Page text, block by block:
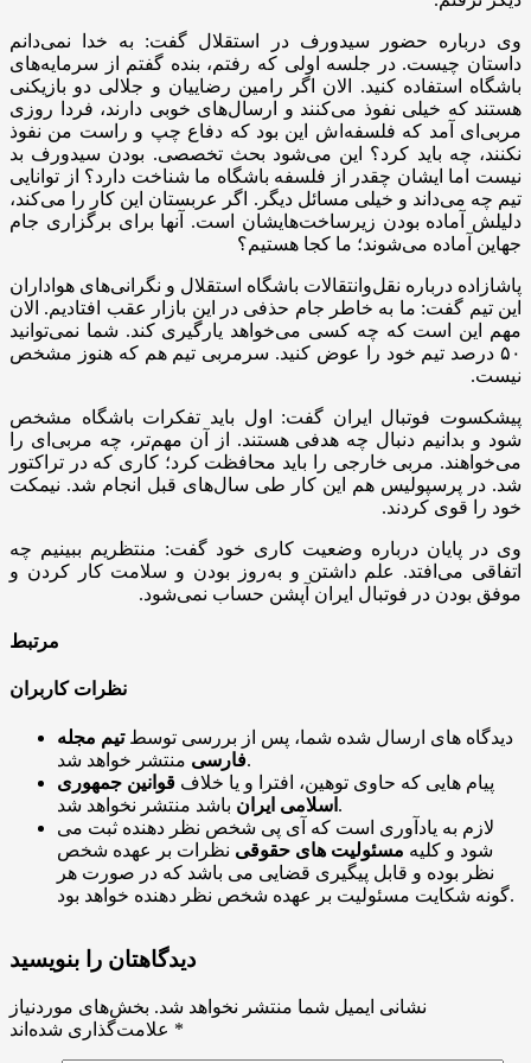
وی درباره حضور سیدورف در استقلال گفت: به خدا نمی‌دانم
داستان چیست. در جلسه اولی که رفتم، بنده گفتم از سرمایه‌های
باشگاه استفاده کنید. الان اگر رامین رضاییان و جلالی دو بازیکنی
هستند که خیلی نفوذ می‌کنند و ارسال‌های خوبی دارند، فردا روزی
مربی‌ای آمد که فلسفه‌اش این بود که دفاع چپ و راست من نفوذ
نکنند، چه باید کرد؟ این می‌شود بحث تخصصی. بودن سیدورف بد
نیست اما ایشان چقدر از فلسفه باشگاه ما شناخت دارد؟ از توانایی
تیم چه می‌داند و خیلی مسائل دیگر. اگر عربستان این کار را می‌کند،
دلیلش آماده بودن زیرساخت‌هایشان است. آنها برای برگزاری جام
جهاین آماده می‌شوند؛ ما کجا هستیم؟
پاشازاده درباره نقل‌وانتقالات باشگاه استقلال و نگرانی‌های هواداران
این تیم گفت: ما به خاطر جام حذفی در این بازار عقب افتادیم. الان
مهم این است که چه کسی می‌خواهد یارگیری کند. شما نمی‌توانید
۵۰ درصد تیم خود را عوض کنید. سرمربی تیم هم که هنوز مشخص
نیست.
پیشکسوت فوتبال ایران گفت: اول باید تفکرات باشگاه مشخص
شود و بدانیم دنبال چه هدفی هستند. از آن مهم‌تر، چه مربی‌ای را
می‌خواهند. مربی خارجی را باید محافظت کرد؛ کاری که در تراکتور
شد. در پرسپولیس هم این کار طی سال‌های قبل انجام شد. نیمکت
خود را قوی کردند.
وی در پایان درباره وضعیت کاری خود گفت: منتظریم ببینیم چه
اتفاقی می‌افتد. علم داشتن و به‌روز بودن و سلامت کار کردن و
موفق بودن در فوتبال ایران آپشن حساب نمی‌شود.
مرتبط
نظرات کاربران
دیدگاه های ارسال شده شما، پس از بررسی توسطتیم مجله
فارسیمنتشر خواهد شد.
پیام هایی که حاوی توهین، افترا و یا خلاف قوانین جمهوری
اسلامی ایران باشد منتشر نخواهد شد.
لازم به یادآوری است که آی پی شخص نظر دهنده ثبت می
شود و کلیه مسئولیت های حقوقی نظرات بر عهده شخص
نظر بوده و قابل پیگیری قضایی می باشد که در صورت هر
گونه شکایت مسئولیت بر عهده شخص نظر دهنده خواهد بود.
دیدگاهتان را بنویسید
نشانی ایمیل شما منتشر نخواهد شد. بخش‌های موردنیاز
*